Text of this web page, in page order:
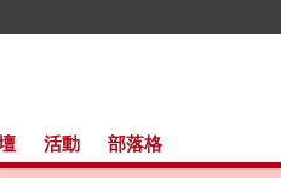
活動 部落格